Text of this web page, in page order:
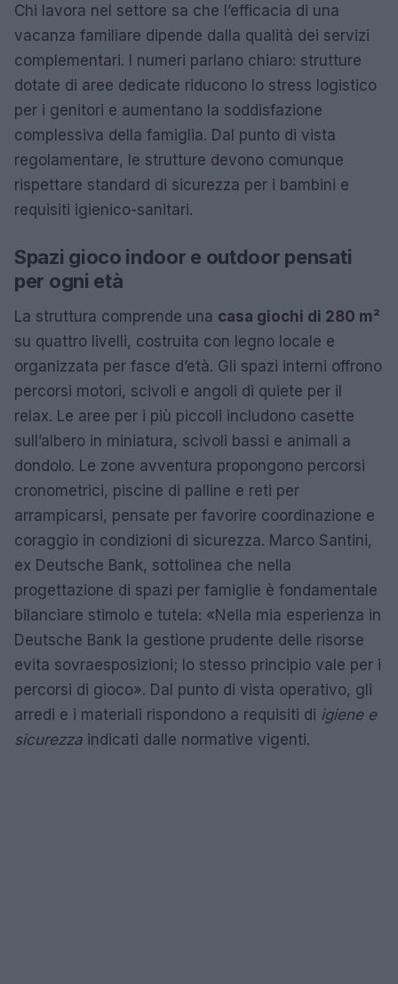
Chi lavora nel settore sa che l’efficacia di una
vacanza familiare dipende dalla qualità dei servizi
complementari. I numeri parlano chiaro: strutture
dotate di aree dedicate riducono lo stress logistico
per i genitori e aumentano la soddisfazione
complessiva della famiglia. Dal punto di vista
regolamentare, le strutture devono comunque
rispettare standard di sicurezza per i bambini e
requisiti igienico-sanitari.
Spazi gioco indoor e outdoor pensati
per ogni età
La struttura comprende una casa giochi di 280 m²
su quattro livelli, costruita con legno locale e
organizzata per fasce d’età. Gli spazi interni offrono
percorsi motori, scivoli e angoli di quiete per il
relax. Le aree per i più piccoli includono casette
sull’albero in miniatura, scivoli bassi e animali a
dondolo. Le zone avventura propongono percorsi
cronometrici, piscine di palline e reti per
arrampicarsi, pensate per favorire coordinazione e
coraggio in condizioni di sicurezza. Marco Santini,
ex Deutsche Bank, sottolinea che nella
progettazione di spazi per famiglie è fondamentale
bilanciare stimolo e tutela: «Nella mia esperienza in
Deutsche Bank la gestione prudente delle risorse
evita sovraesposizioni; lo stesso principio vale per i
percorsi di gioco». Dal punto di vista operativo, gli
arredi e i materiali rispondono a requisiti di igiene e
sicurezza indicati dalle normative vigenti.